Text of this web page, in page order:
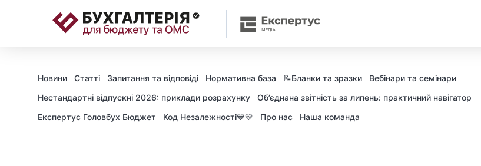
Новини Статті Запитання та відповіді Нормативна база 📝Бланки та зразки
Вебінари та семінари
Нестандартні відпускні 2026: приклади розрахунку
Об’єднана звітність за липень: практичний навігатор
Експертус Головбух Бюджет
Код Незалежності💙💛 Про нас Наша команда